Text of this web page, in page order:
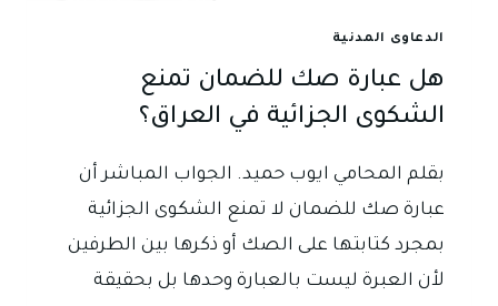
الدعاوى المدنية
هل عبارة صك للضمان تمنع
الشكوى الجزائية في العراق؟
بقلم المحامي ايوب حميد. الجواب المباشر أن
عبارة صك للضمان لا تمنع الشكوى الجزائية
بمجرد كتابتها على الصك أو ذكرها بين الطرفين
لأن العبرة ليست بالعبارة وحدها بل بحقيقة